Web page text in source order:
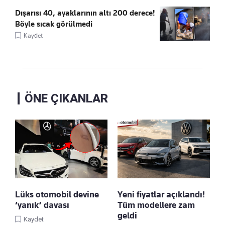
Dışarısı 40, ayaklarının altı 200 derece!
Böyle sıcak görülmedi
Kaydet
ÖNE ÇIKANLAR
Lüks otomobil devine
‘yanık’ davası
Kaydet
Yeni fiyatlar açıklandı!
Tüm modellere zam
geldi